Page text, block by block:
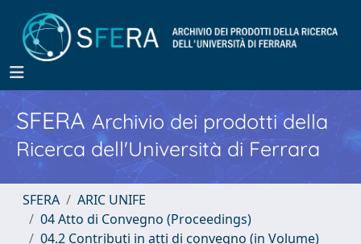
SFERA Archivio dei prodotti della
Ricerca dell'Università di Ferrara
SFERA
ARIC UNIFE
04 Atto di Convegno (Proceedings)
04.2 Contributi in atti di convegno (in Volume)